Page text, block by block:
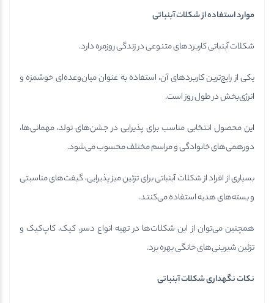
موارد استفاده از شکلات آبنباتی
شکلات آبنباتی کاربردهای متنوعی در زندگی روزمره دارد.
یکی از رایج‌ترین کاربردهای آن، استفاده به عنوان میان‌وعده‌ای خوشمزه و
انرژی‌بخش در طول روز است.
این محصول انتخابی مناسب برای پذیرایی در جشن‌های تولد، مهمانی‌ها،
دورهمی‌های خانوادگی و مراسم مختلف محسوب می‌شود.
بسیاری از افراد از شکلات آبنباتی برای تزئین میز پذیرایی، گیفت‌های مناسبتی
و بسته‌های هدیه استفاده می‌کنند.
همچنین می‌توان از این شکلات‌ها در تهیه انواع دسر، کیک، کاپ‌کیک و
تزئین شیرینی‌های خانگی بهره برد.
نکات نگهداری شکلات آبنباتی